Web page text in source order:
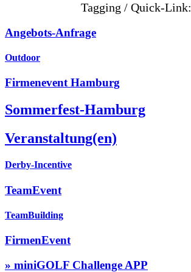
Tagging / Quick-Link:
Angebots-Anfrage
Outdoor
Firmenevent Hamburg
Sommerfest-Hamburg
Veranstaltung(en)
Derby-Incentive
TeamEvent
TeamBuilding
FirmenEvent
» miniGOLF Challenge APP